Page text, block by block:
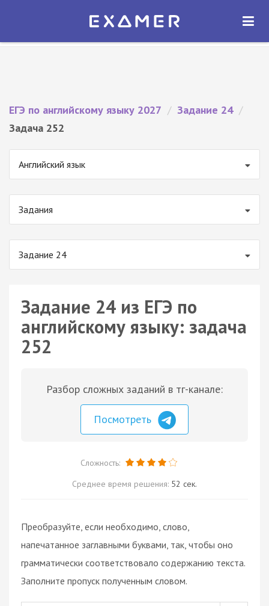
Экзамер — ЕГЭ 2027
ОТКРЫТЬ
ЕГЭ по английскому языку 2027 / Задание 24 /
Задача 252
Английский язык
Задания
Задание 24
Задание 24 из ЕГЭ по
английскому языку: задача
252
Разбор сложных заданий в тг-канале:
Посмотреть
Сложность:
Среднее время решения: 52 сек.
Преобразуйте, если необходимо, слово,
напечатанное заглавными буквами, так, чтобы оно
грамматически соответствовало содержанию текста.
Заполните пропуск полученным словом.